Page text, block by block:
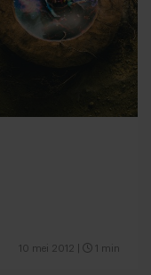
10 mei 2012 1 min